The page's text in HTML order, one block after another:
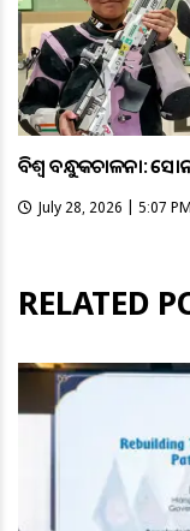
ବିଶ୍ବ ବନ୍ଧୁକଚାଳନା:
July 28, 2026 | 5:07 PM
RELATED